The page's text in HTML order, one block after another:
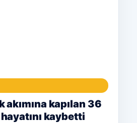
akımına kapılan 36
kaybetti